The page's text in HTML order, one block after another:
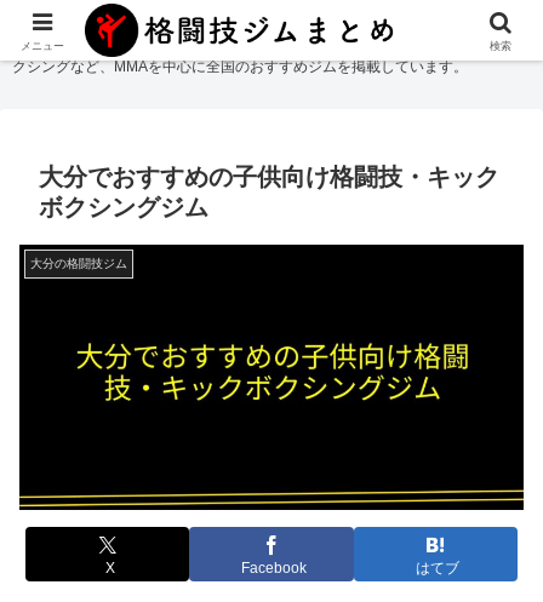
格闘技ジムまとめ
では総合格闘技・柔術・レスリング・キックボクシング・ボ
クシングなど、MMAを中心に全国のおすすめジムを掲載しています。
大分でおすすめの子供向け格闘技・キック
ボクシングジム
大分の格闘技ジム
X Facebook はてブ
メニュー 検索